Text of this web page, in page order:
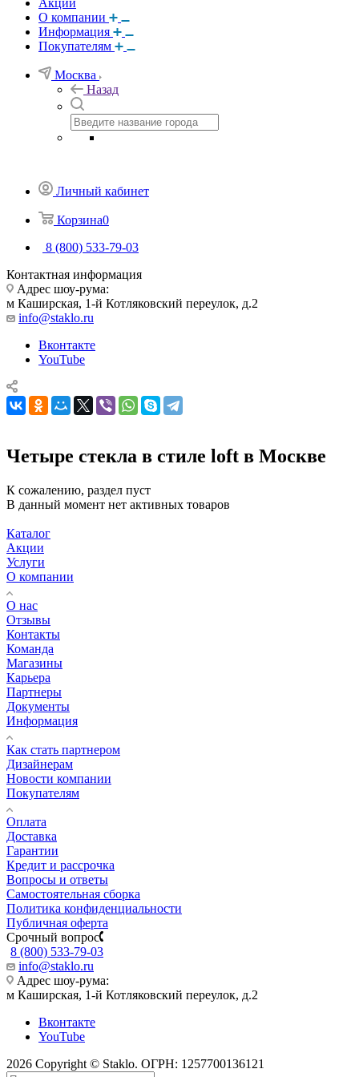
Акции
О компании
Информация
Покупателям
Москва
Назад
Личный кабинет
Корзина0
8 (800) 533-79-03
Контактная информация
Адрес шоу-рума:
м Каширская, 1-й Котляковский переулок, д.2
info@staklo.ru
Вконтакте
YouTube
Четыре стекла в стиле loft в Москве
К сожалению, раздел пуст
В данный момент нет активных товаров
Каталог
Акции
Услуги
О компании
О нас
Отзывы
Контакты
Команда
Магазины
Карьера
Партнеры
Документы
Информация
Как стать партнером
Дизайнерам
Новости компании
Покупателям
Оплата
Доставка
Гарантии
Кредит и рассрочка
Вопросы и ответы
Самостоятельная сборка
Политика конфиденциальности
Публичная оферта
Срочный вопрос
8 (800) 533-79-03
info@staklo.ru
Адрес шоу-рума:
м Каширская, 1-й Котляковский переулок, д.2
Вконтакте
YouTube
2026 Copyright © Staklo. ОГРН: 1257700136121